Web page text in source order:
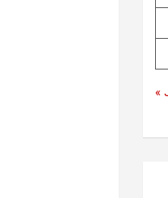
«